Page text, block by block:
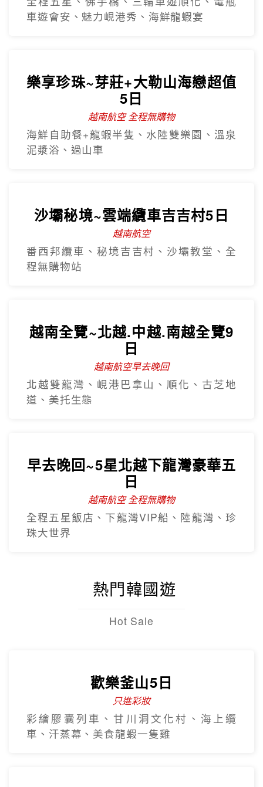
車遊會安、魅力峴港秀、海鮮龍蝦宴
樂享珍珠~芽莊+大勒山海戀超值
5日
越南航空 全程無購物
海鮮自助餐+龍蝦半隻、水陸雙樂園、溫泉
泥漿浴、過山車
沙壩秘境~雲端纜車吉吉村5日
越南航空
番西邦纜車、秘境吉吉村、沙壩教堂、全
程無購物站
越南全覽~北越.中越.南越全覽9
日
越南航空早去晚回
北越雙龍灣、峴港巴拿山、順化、古芝地
道、美托生態
早去晚回~5星北越下龍灣豪華五
日
越南航空 全程無購物
全程五星飯店、下龍灣VIP船、陸龍灣、珍
珠大世界
熱門韓國遊
Hot Sale
歡樂釜山5日
只進彩妝
彩繪膠囊列車、甘川洞文化村、海上纜
車、汗蒸幕、美食龍蝦一隻雞